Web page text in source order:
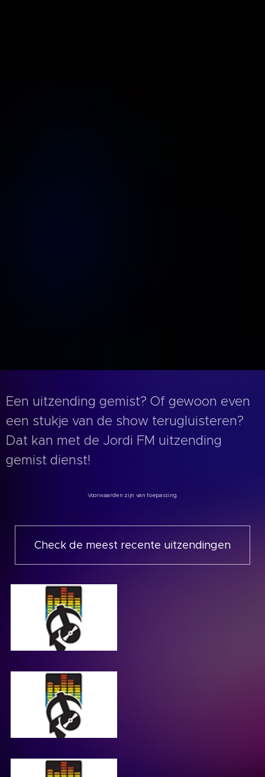
Een uitzending gemist? Of gewoon even
een stukje van de show terugluisteren?
Dat kan met de Jordi FM uitzending
gemist dienst!
Voorwaarden zijn van toepassing.
Check de meest recente uitzendingen